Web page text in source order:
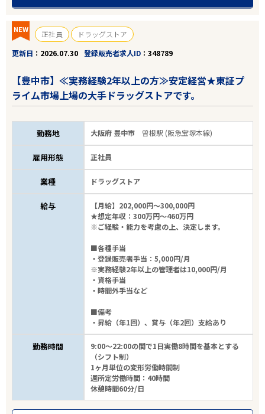
NEW 正社員
ドラッグストア
更新日
2026.07.30 登録販売者求人ID 348789
【豊中市】≪実務経験2年以上の方≫安定経営★東証プ
ライム市場上場の大手ドラッグストアです。
勤務地 大阪府 豊中市 曽根駅 (阪急宝塚本線)
雇用形態 正社員
業種 ドラッグストア
給与
【月給】202,000円～300,000円
★想定年収：300万円～460万円
※ご経験・能力を考慮の上、決定します。
■各種手当
・登録販売者手当：5,000円/月
※実務経験2年以上の管理者は10,000円/月
・資格手当
・時間外手当など
■備考
・昇給（年1回）、賞与（年2回）支給あり
勤務時間
9:00～22:00の間で1日実働8時間を基本とする
（シフト制）
1ヶ月単位の変形労働時間制
週所定労働時間：40時間
休憩時間60分/日